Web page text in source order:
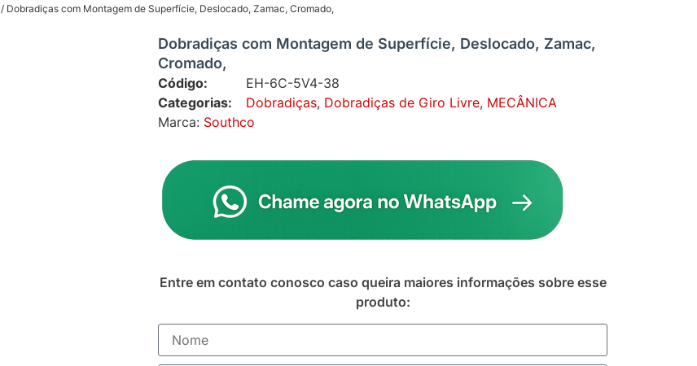
/ Dobradiças com Montagem de Superfície, Deslocado, Zamac, Cromado,
Dobradiças com Montagem de Superfície, Deslocado, Zamac,
Cromado,
Código:
EH-6C-5V4-38
Categorias:
Dobradiças, Dobradiças de Giro Livre, MECÂNICA
Marca: Southco
Entre em contato conosco caso queira maiores informações sobre esse
produto: